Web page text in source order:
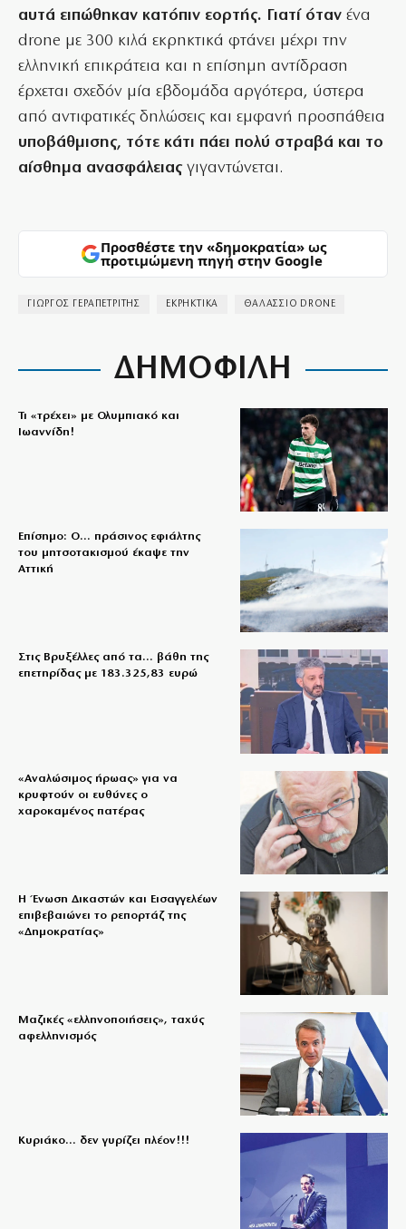
αυτά ειπώθηκαν κατόπιν εορτής. Γιατί όταν ένα
drone με 300 κιλά εκρηκτικά φτάνει μέχρι την
ελληνική επικράτεια και η επίσημη αντίδραση
έρχεται σχεδόν μία εβδομάδα αργότερα, ύστερα
από αντιφατικές δηλώσεις και εμφανή προσπάθεια
υποβάθμισης, τότε κάτι πάει πολύ στραβά και το
αίσθημα ανασφάλειας γιγαντώνεται.
Προσθέστε την «δημοκρατία» ως
προτιμώμενη πηγή στην Google
ΓΙΩΡΓΟΣ ΓΕΡΑΠΕΤΡΙΤΗΣ ΕΚΡΗΚΤΙΚΑ ΘΑΛΑΣΣΙΟ DRONE
ΔΗΜΟΦΙΛΗ
Τι «τρέχει» με Ολυμπιακό και
Ιωαννίδη!
Επίσημο: Ο… πράσινος εφιάλτης
του μητσοτακισμού έκαψε την
Αττική
Στις Βρυξέλλες από τα… βάθη της
επετηρίδας με 183.325,83 ευρώ
«Aναλώσιμος ήρωας» για να
κρυφτούν οι ευθύνες ο
χαροκαμένος πατέρας
Η Ένωση Δικαστών και Εισαγγελέων
επιβεβαιώνει το ρεπορτάζ της
«Δημοκρατίας»
Μαζικές «ελληνοποιήσεις», ταχύς
αφελληνισμός
Κυριάκο… δεν γυρίζει πλέον!!!